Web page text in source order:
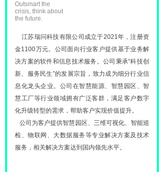
Outsmart the
crisis, think about
the future.
江苏瑞问科技有限公司成立于2021年，注册资
金1100万元。公司面向行业客户提供基于业务解
决方案的软件和信息技术服务。公司秉承“科技创
新、服务民生”的发展宗旨，致力成为细分行业信
息化龙头企业。公司在智慧能源、智慧园区、智
慧工厂等行业领域拥有广泛客群，满足客户数字
化升级转型的需求，帮助客户实现价值提升。
公司为客户提供智慧园区、三维可视化、智能巡
检、物联网、大数据服务等专业解决方案及技术
服务，相关解决方案达到国内领先水平。